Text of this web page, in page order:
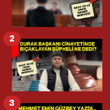
2
3